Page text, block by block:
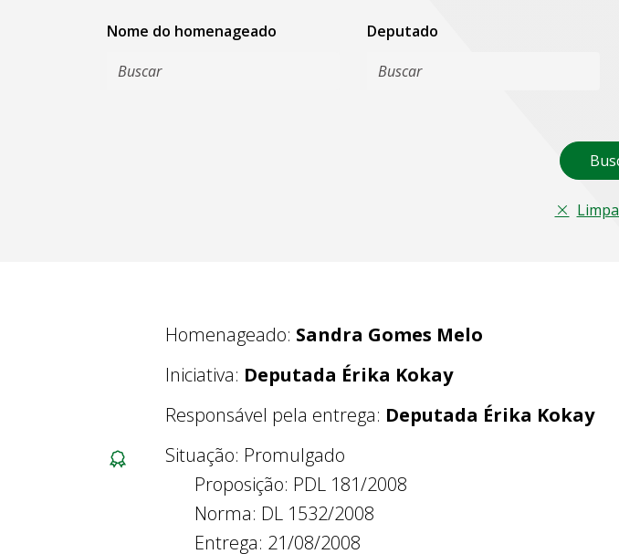
Nome do homenageado Deputado
Homenageado: Sandra Gomes Melo
Iniciativa: Deputada Érika Kokay
Responsável pela entrega: Deputada Érika Kokay
Situação: Promulgado
Proposição: PDL 181/2008
Norma: DL 1532/2008
Entrega: 21/08/2008